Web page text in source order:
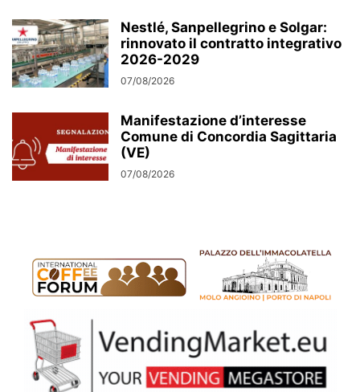
Nestlé, Sanpellegrino e Solgar:
rinnovato il contratto integrativo
2026-2029
07/08/2026
Manifestazione d’interesse
Comune di Concordia Sagittaria
(VE)
07/08/2026